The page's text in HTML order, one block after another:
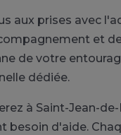
aux prises avec
et
de votre
dédiée.
à Saint-Jean-
besoin d'aide.